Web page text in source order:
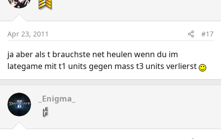
Apr 23, 2011 #17
ja aber als t brauchste net heulen wenn du im
lategame mit t1 units gegen mass t3 units verlierst
_Enigma_